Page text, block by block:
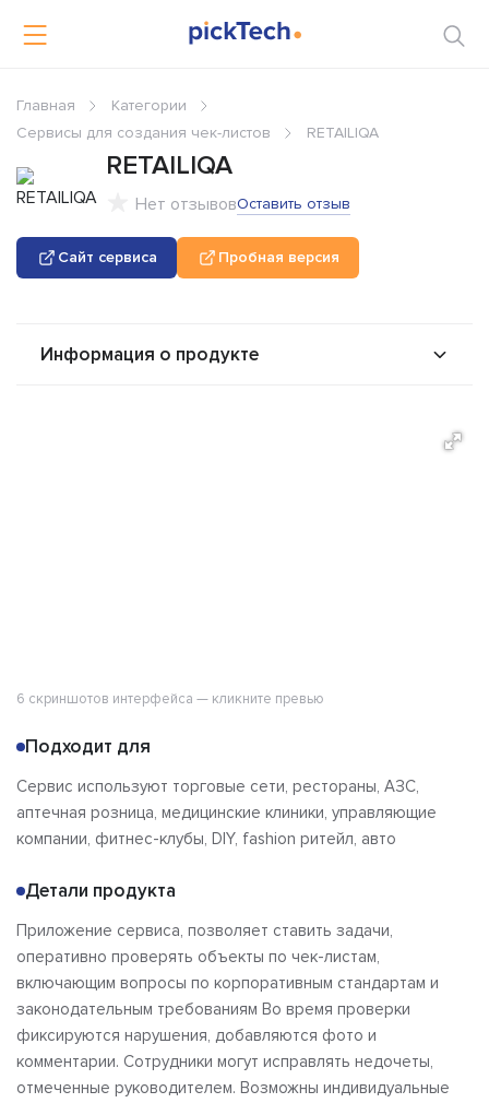
Главная
Категории
Сервисы для создания чек-листов
RETAILIQA
RETAILIQA
Нет отзывовОставить отзыв
Сайт сервиса Пробная версия
Информация о продукте
6 скриншотов интерфейса — кликните превью
Подходит для
Сервис используют торговые сети, рестораны, АЗС,
аптечная розница, медицинские клиники, управляющие
компании, фитнес-клубы, DIY, fashion ритейл, авто
Детали продукта
Приложение сервиса, позволяет ставить задачи,
оперативно проверять объекты по чек-листам,
включающим вопросы по корпоративным стандартам и
законодательным требованиям Во время проверки
фиксируются нарушения, добавляются фото и
комментарии. Сотрудники могут исправлять недочеты,
отмеченные руководителем. Возможны индивидуальные